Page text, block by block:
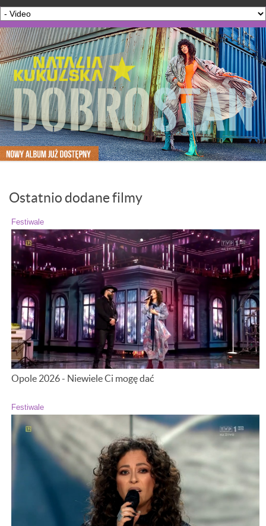
Ostatnio dodane filmy
Festiwale
Opole 2026 - Niewiele Ci mogę dać
Festiwale